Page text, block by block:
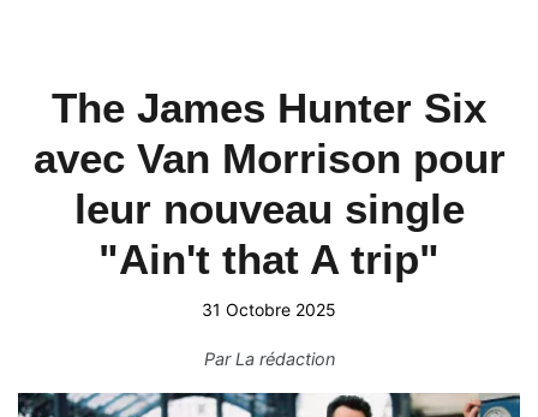
The James Hunter Six
avec Van Morrison pour
leur nouveau single
"Ain't that A trip"
31 Octobre 2025
ParLa rédaction